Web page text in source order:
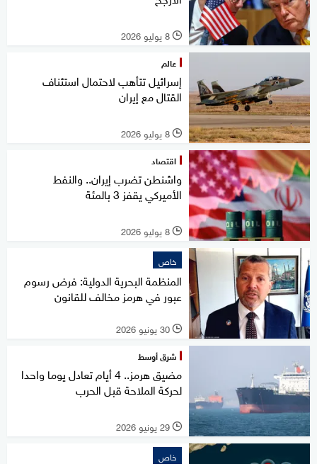
l 8 يوليو 2026
عالم
إسرائيل تتأهب لاحتمال استئناف
القتال مع إيران
l 8 يوليو 2026
اقتصاد
واشنطن تضرب إيران.. والنفط
الأميركي يقفز 3 بالمئة
l 8 يوليو 2026
خاص
المنظمة البحرية الدولية: فرض رسوم
عبور في هرمز مخالف للقانون
l 30 يونيو 2026
شرق أوسط
مضيق هرمز.. 4 أيام تعادل يوما واحدا
لحركة الملاحة قبل الحرب
l 29 يونيو 2026
خاص